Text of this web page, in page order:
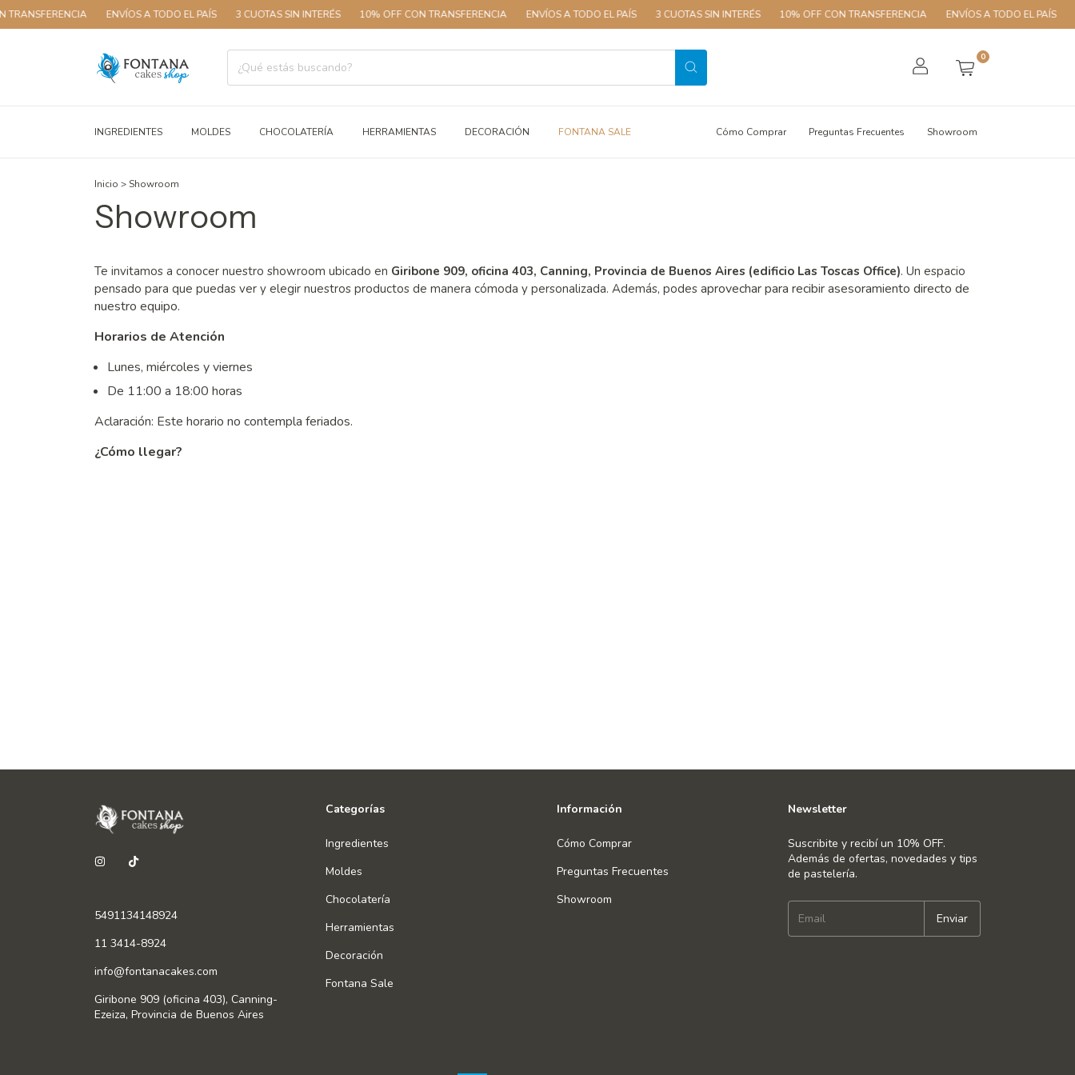
ENVÍOS A TODO EL PAÍS 3 CUOTAS SIN INTERÉS 10% OFF CON TRANSFERENCIA ENVÍOS A TODO EL PAÍS 3 CUOTAS SIN INTERÉS 10% OFF CON TRANSFERENCIA ENVÍOS A TODO EL PAÍS
0
INGREDIENTES MOLDES CHOCOLATERÍA HERRAMIENTAS DECORACIÓN FONTANA SALE Cómo Comprar Preguntas Frecuentes Showroom
Inicio >Showroom
Showroom
Te invitamos a conocer nuestro showroom ubicado en Giribone 909, oficina 403, Canning, Provincia de Buenos Aires (edificio Las Toscas Office). Un espacio
pensado para que puedas ver y elegir nuestros productos de manera cómoda y personalizada. Además, podes aprovechar para recibir asesoramiento directo de
nuestro equipo.
Horarios de Atención
Lunes, miércoles y viernes
De 11:00 a 18:00 horas
Aclaración: Este horario no contempla feriados.
¿Cómo llegar?
5491134148924
11 3414-8924
info@fontanacakes.com
Giribone 909 (oficina 403), Canning-
Ezeiza, Provincia de Buenos Aires
Categorías
Ingredientes
Moldes
Chocolatería
Herramientas
Decoración
Fontana Sale
Información
Cómo Comprar
Preguntas Frecuentes
Showroom
Newsletter
Suscribite y recibí un 10% OFF.
Además de ofertas, novedades y tips
de pastelería.